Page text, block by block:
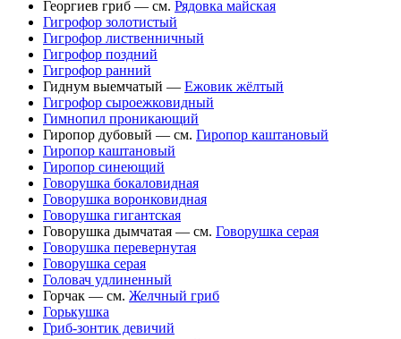
Георгиев гриб — см. Рядовка майская
Гигрофор золотистый
Гигрофор лиственничный
Гигрофор поздний
Гигрофор ранний
Гиднум выемчатый — Ежовик жёлтый
Гигрофор сыроежковидный
Гимнопил проникающий
Гиропор дубовый — см. Гиропор каштановый
Гиропор каштановый
Гиропор синеющий
Говорушка бокаловидная
Говорушка воронковидная
Говорушка гигантская
Говорушка дымчатая — см. Говорушка серая
Говорушка перевернутая
Говорушка серая
Головач удлиненный
Горчак — см. Желчный гриб
Горькушка
Гриб-зонтик девичий